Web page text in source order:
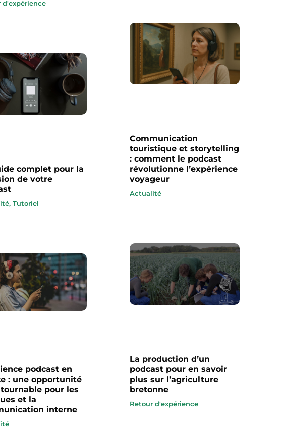
d'expérience
complet pour la
de votre
, Tutoriel
podcast en
: une opportunité
pour les
et la
interne
Communication
touristique et storytelling
: comment le podcast
révolutionne l’expérience
voyageur
Actualité
La production d’un
podcast pour en savoir
plus sur l’agriculture
bretonne
Retour d'expérience